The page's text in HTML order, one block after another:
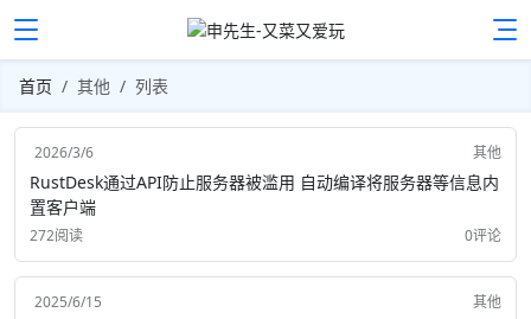
首页 其他 列表
2026/3/6 其他
RustDesk通过API防止服务器被滥用 自动编译将服务器等信息内
置客户端
272阅读 0评论
2025/6/15 其他